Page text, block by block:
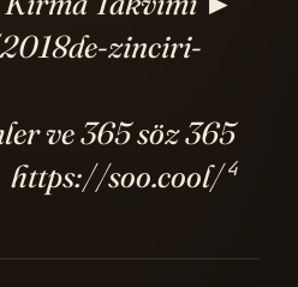
zinciri-
ve 365 söz 365
soo.cool/4